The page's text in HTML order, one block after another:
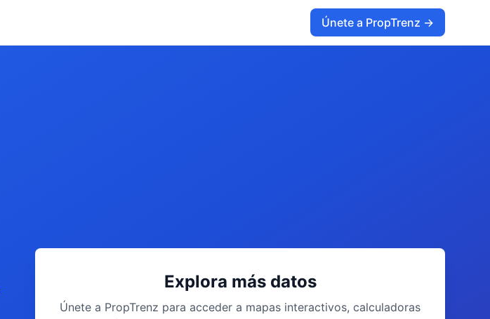
Únete a PropTrenz →
Explora más datos
Únete a PropTrenz para acceder a mapas interactivos, calculadoras